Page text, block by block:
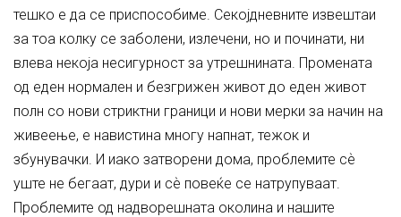
тешко е да се приспособиме. Секојдневните извештаи
за тоа колку се заболени, излечени, но и починати, ни
влева некоја несигурност за утрешнината. Промената
од еден нормален и безгрижен живот до еден живот
полн со нови стриктни граници и нови мерки за начин на
живеење, е навистина многу напнат, тежок и
збунувачки. И иако затворени дома, проблемите сѐ
уште не бегаат, дури и сѐ повеќе се натрупуваат.
Проблемите од надворешната околина и нашите